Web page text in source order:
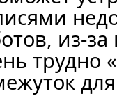
из-за
трудно